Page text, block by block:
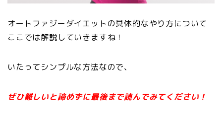
オートファジーダイエットの具体的なやり方について
ここでは解説していきますね！
いたってシンプルな方法なので、
ぜひ難しいと諦めずに最後まで読んでみてください！